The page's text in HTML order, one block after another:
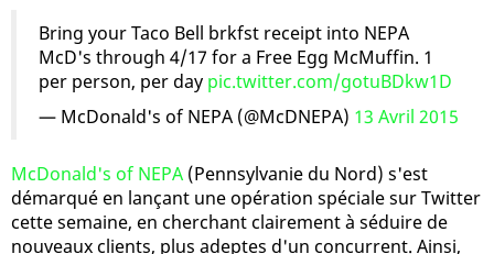
Bring your Taco Bell brkfst receipt into NEPA
McD's through 4/17 for a Free Egg McMuffin. 1
per person, per day pic.twitter.com/gotuBDkw1D
— McDonald's of NEPA (@McDNEPA) 13 Avril 2015
McDonald's of NEPA (Pennsylvanie du Nord) s'est
démarqué en lançant une opération spéciale sur Twitter
cette semaine, en cherchant clairement à séduire de
nouveaux clients, plus adeptes d'un concurrent. Ainsi,